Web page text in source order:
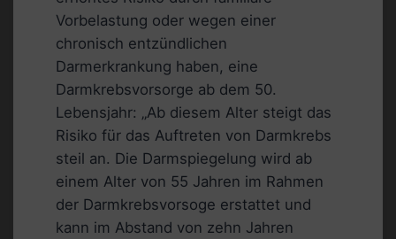
Vorbelastung oder wegen einer
chronisch entzündlichen
Darmerkrankung haben, eine
Darmkrebsvorsorge ab dem 50.
Lebensjahr: „Ab diesem Alter steigt das
Risiko für das Auftreten von Darmkrebs
steil an. Die Darmspiegelung wird ab
einem Alter von 55 Jahren im Rahmen
der Darmkrebsvorsoge erstattet und
kann im Abstand von zehn Jahren